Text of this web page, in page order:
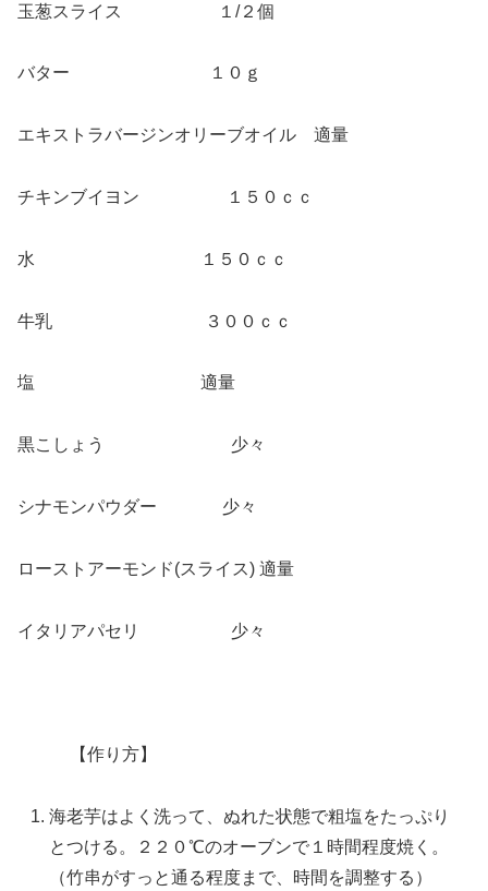
玉葱スライス １/２個
バター １０ｇ
エキストラバージンオリーブオイル 適量
チキンブイヨン １５０ｃｃ
水 １５０ｃｃ
牛乳 ３００ｃｃ
塩 適量
黒こしょう 少々
シナモンパウダー 少々
ローストアーモンド(スライス) 適量
イタリアパセリ 少々
【作り方】
海老芋はよく洗って、ぬれた状態で粗塩をたっぷり
とつける。２２０℃のオーブンで１時間程度焼く。
（竹串がすっと通る程度まで、時間を調整する）